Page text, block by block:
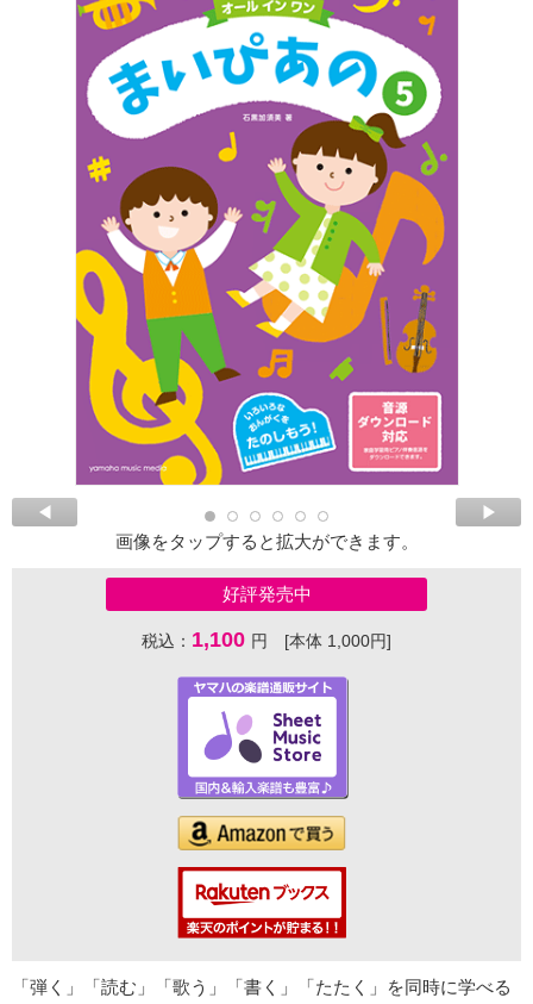
画像をタップすると拡大ができます。
好評発売中
税込： 1,100 円 [本体 1,000円]
「弾く」「読む」「歌う」「書く」「たたく」を同時に学べる